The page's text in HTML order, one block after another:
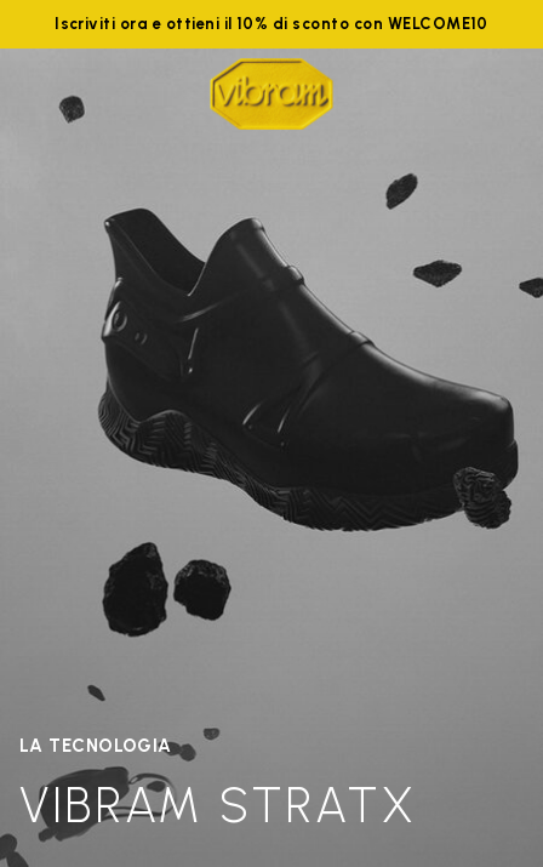
Iscriviti ora e ottieni il 10% di sconto con WELCOME10
LA TECNOLOGIA
VIBRAM STRATX